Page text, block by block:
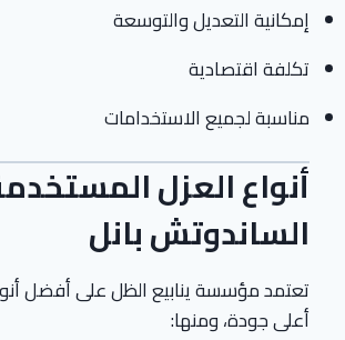
إمكانية التعديل والتوسعة
تكلفة اقتصادية
مناسبة لجميع الاستخدامات
أنواع العزل
الساندوتش بانل
تعتمد مؤسسة ينابيع الظل على أفضل
أعلى جودة، ومنها: